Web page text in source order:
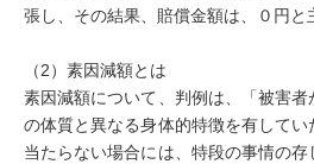
張し、その結果、賠償金額は、０円と
（2）素因減額とは
素因減額について、判例は、「被害
の体質と異なる身体的特徴を有して
当たらない場合には、特段の事情の